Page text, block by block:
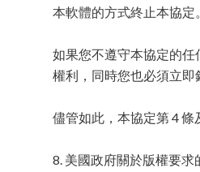
本軟體的方式終止本協定。
如果您不遵守本協定的
權利，同時您也必須立即
儘管如此，本協定第 4 條
8. 美國政府關於版權要求